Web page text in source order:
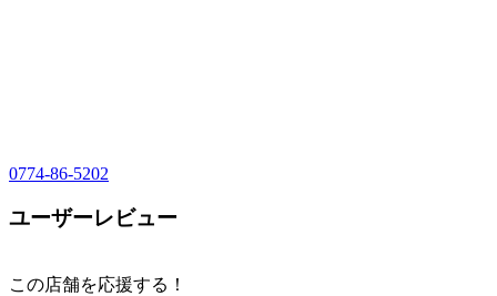
0774-86-5202
ユーザーレビュー
この店舗を応援する！